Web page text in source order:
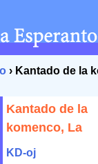
› Kantado de la
Kantado de la
komenco, La
KD-oj